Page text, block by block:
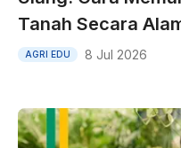
Tanah Secara
AGRI EDU 8 Jul 2026